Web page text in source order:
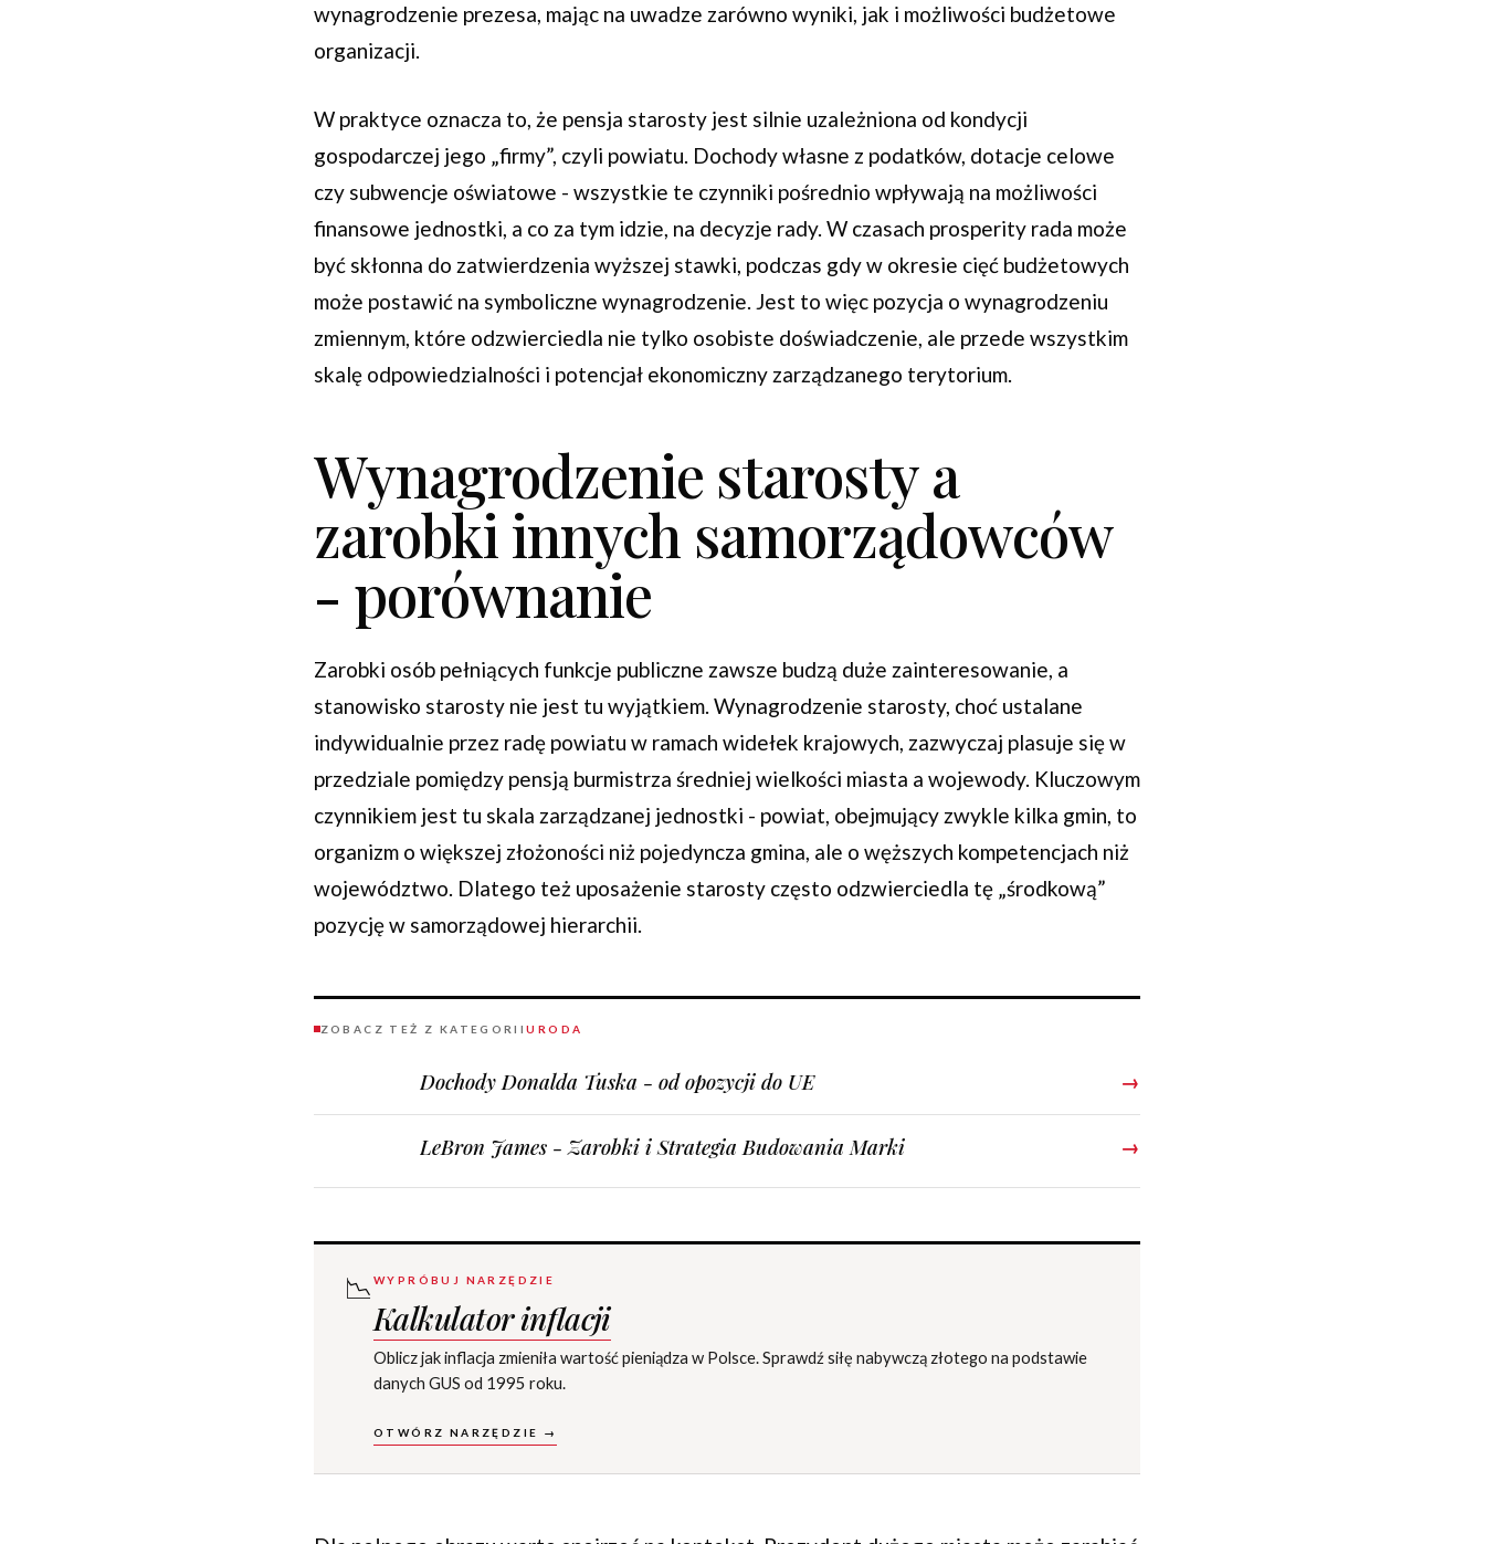
wynagrodzenie prezesa, mając na uwadze zarówno wyniki, jak i możliwości budżetowe
organizacji.
W praktyce oznacza to, że pensja starosty jest silnie uzależniona od kondycji
gospodarczej jego „firmy”, czyli powiatu. Dochody własne z podatków, dotacje celowe
czy subwencje oświatowe - wszystkie te czynniki pośrednio wpływają na możliwości
finansowe jednostki, a co za tym idzie, na decyzje rady. W czasach prosperity rada może
być skłonna do zatwierdzenia wyższej stawki, podczas gdy w okresie cięć budżetowych
może postawić na symboliczne wynagrodzenie. Jest to więc pozycja o wynagrodzeniu
zmiennym, które odzwierciedla nie tylko osobiste doświadczenie, ale przede wszystkim
skalę odpowiedzialności i potencjał ekonomiczny zarządzanego terytorium.
Wynagrodzenie starosty a
zarobki innych samorządowców
- porównanie
Zarobki osób pełniących funkcje publiczne zawsze budzą duże zainteresowanie, a
stanowisko starosty nie jest tu wyjątkiem. Wynagrodzenie starosty, choć ustalane
indywidualnie przez radę powiatu w ramach widełek krajowych, zazwyczaj plasuje się w
przedziale pomiędzy pensją burmistrza średniej wielkości miasta a wojewody. Kluczowym
czynnikiem jest tu skala zarządzanej jednostki - powiat, obejmujący zwykle kilka gmin, to
organizm o większej złożoności niż pojedyncza gmina, ale o węższych kompetencjach niż
województwo. Dlatego też uposażenie starosty często odzwierciedla tę „środkową”
pozycję w samorządowej hierarchii.
ZOBACZ TEŻ Z KATEGORIIURODA
Dochody Donalda Tuska - od opozycji do UE →
LeBron James - Zarobki i Strategia Budowania Marki →
📉 WYPRÓBUJ NARZĘDZIE
Kalkulator inflacji
Oblicz jak inflacja zmieniła wartość pieniądza w Polsce. Sprawdź siłę nabywczą złotego na podstawie
danych GUS od 1995 roku.
OTWÓRZ NARZĘDZIE →